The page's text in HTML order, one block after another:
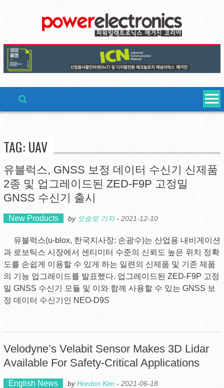
TAG: UAV
유블럭스, GNSS 보정 데이터 수신기 신제품
2종 및 업그레이드된 ZED-F9P 고정밀
GNSS 수신기 출시
New Products by 오승모 기자- 2021-12-10
유블럭스(u-blox, 한국지사장: 손광수)는 산업용 내비게이션
과 로보틱스 시장에서 센티미터 수준의 신뢰도 높은 위치 정확
도를 손쉽게 이용할 수 있게 하는 일련의 신제품 및 기존 제품
의 기능 업그레이드를 발표했다. 업그레이드된 ZED-F9P 고정
밀 GNSS 수신기 모듈 및 이와 함께 사용할 수 있는 GNSS 보
정 데이터 수신기인 NEO-D9S
Velodyne’s Velabit Sensor Makes 3D Lidar
Available For Safety-Critical Applications
English News byHordon Kim - 2021-06-18